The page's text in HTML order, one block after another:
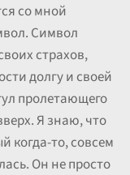
со мной
Символ
страхов,
долгу и своей
пролетающего
Я знаю, что
когда-то, совсем
Он не просто